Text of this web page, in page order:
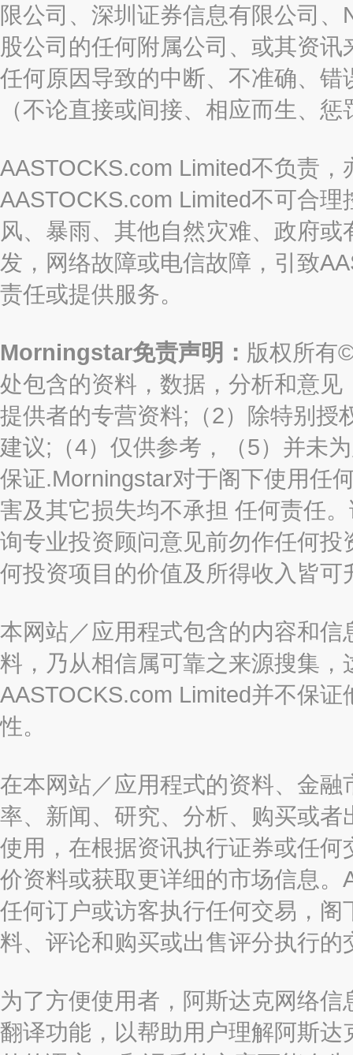
限公司、深圳证券信息有限公司
股公司的任何附属公司、或其资
任何原因导致的中断、不准确、
（不论直接或间接、相应而生、
AASTOCKS.com Limited不负责
AASTOCKS.com Limited不可合
风、暴雨、其他自然灾难、政府
发，网络故障或电信故障，引致
责任或提供服务。
Morningstar免责声明： 版权所有
处包含的资料，数据，分析和意见
提供者的专营资料;（2）除特别授
建议;（4）仅供参考，（5）并未
保证.Morningstar对于阁下使用任
害及其它损失均不承担 任何责任
询专业投资顾问意见前勿作任何
何投资项目的价值及所得收入皆可
本网站／应用程式包含的内容和
料，乃从相信属可靠之来源搜集
AASTOCKS.com Limited并不保
性。
在本网站／应用程式的资料、金
率、新闻、研究、分析、购买或
使用，在根据资讯执行证券或任
价资料或获取更详细的市场信息
任何订户或访客执行任何交易，
料、评论和购买或出售评分执行的
为了方便使用者，阿斯达克网络
翻译功能，以帮助用户理解阿斯